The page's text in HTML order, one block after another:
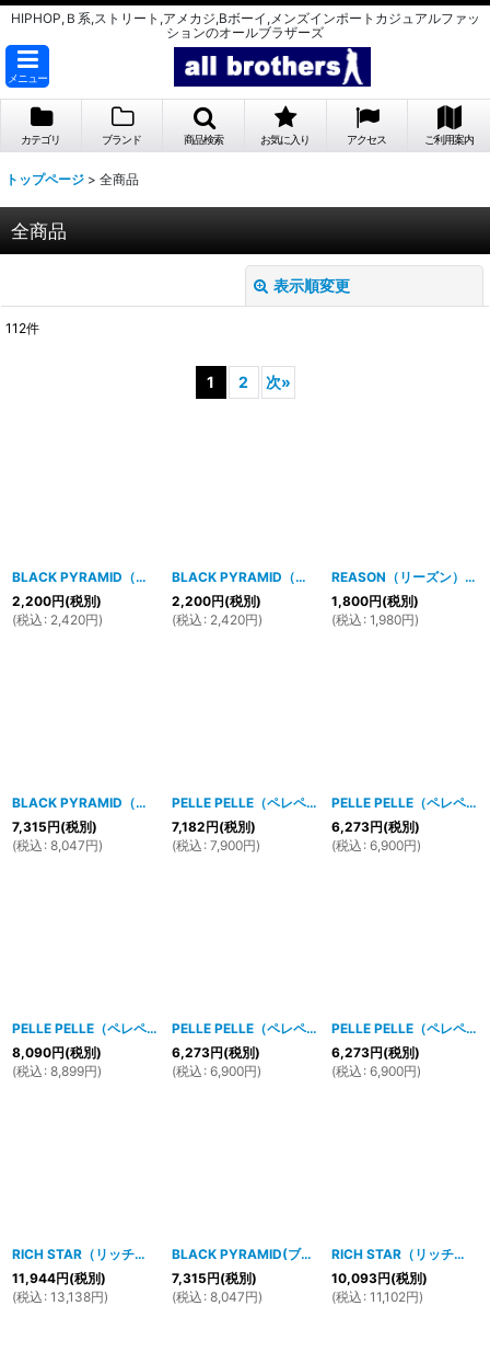
HIPHOP,Ｂ系,ストリート,アメカジ,Bボーイ,メンズインポートカジュアルファッ
ションのオールブラザーズ
メニュー
カテゴリ ブランド 商品検索 お気に入り アクセス ご利用案内
トップページ > 全商品
全商品
表示順変更
112件
1 2 次»
BLACK PYRAMID（ブラックピラミッド）Finish Line Face Mask (Y7162573) (フェイスマスク)
2,200円(税別)
(税込 : 2,420円)
BLACK PYRAMID（ブラックピラミッド）Multi Hazard Maze Face Mask (Y7162575) (フェイスマスク)
2,200円(税別)
(税込 : 2,420円)
REASON（リーズン）FACE MASK (フェイスマスク)
1,800円(税別)
(税込 : 1,980円)
BLACK PYRAMID（ブラックピラミッド）Tear Drop Cross Body Bag (Y7161915) RED
7,315円(税別)
(税込 : 8,047円)
PELLE PELLE（ペレペレ)INFINITY Tシャツ (ホワイト) PP3009
7,182円(税別)
(税込 : 7,900円)
PELLE PELLE（ペレペレ)VINTAGE SPORT Tシャツ (ホワイト) PP3012
6,273円(税別)
(税込 : 6,900円)
PELLE PELLE（ペレペレ)STADIUM BACK Tシャツ (ホワイト-ブラック-レッド) PP3068
8,090円(税別)
(税込 : 8,899円)
PELLE PELLE（ペレペレ)GET MONEY Tシャツ (ブラック) PP3070
6,273円(税別)
(税込 : 6,900円)
PELLE PELLE（ペレペレ)DRIP Tシャツ (ブラック) PP3055
6,273円(税別)
(税込 : 6,900円)
RICH STAR（リッチスター)GameOver Jersey (R1230313)ジャージ [
11,944円(税別)
(税込 : 13,138円)
BLACK PYRAMID(ブラックピラミッド)BPX T-Shirt (Y1161985) white
7,315円(税別)
(税込 : 8,047円)
RICH STAR（リッチスター)LOGO REPEAT Tシャツ (R1230273)RED
10,093円(税別)
(税込 : 11,102円)